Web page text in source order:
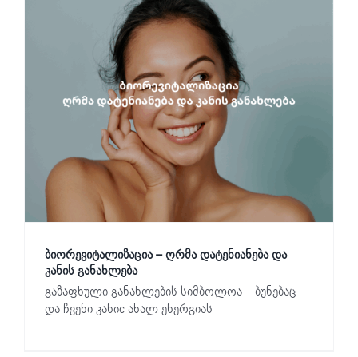
ბიორევიტალიზაცია – ღრმა დატენიანება და
კანის განახლება
გაზაფხული განახლების სიმბოლოა – ბუნებაც
და ჩვენი კანიc ახალ ენერგიას